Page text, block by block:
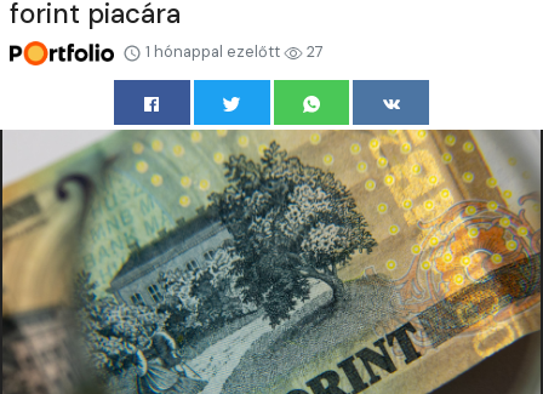
forint piacára
1 hónappal ezelőtt 27